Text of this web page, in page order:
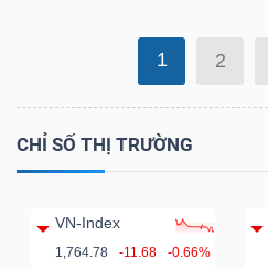
1 2
CHỈ SỐ THỊ TRƯỜNG
VN-Index
1,764.78 -11.68 -0.66%
Tin
(-)